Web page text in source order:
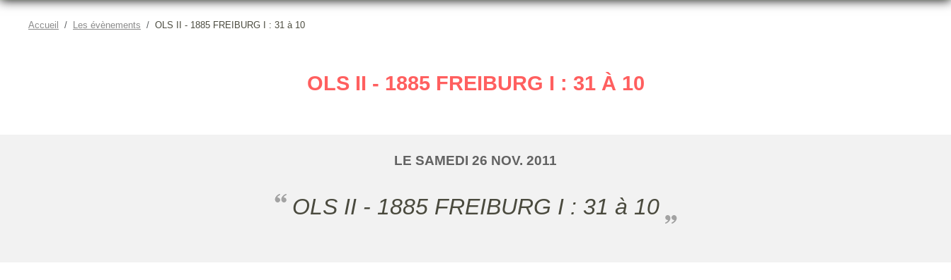
Accueil Les évènements OLS II - 1885 FREIBURG I : 31 à 10
OLS II - 1885 FREIBURG I : 31 À 10
LE SAMEDI 26 NOV. 2011
OLS II - 1885 FREIBURG I : 31 à 10